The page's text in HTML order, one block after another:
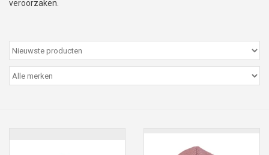
Cadeaubon
Sales
veroorzaken.